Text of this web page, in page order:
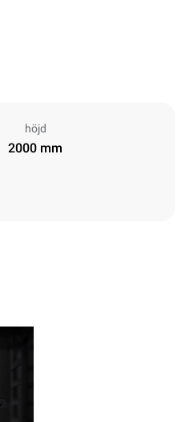
höjd
2000 mm